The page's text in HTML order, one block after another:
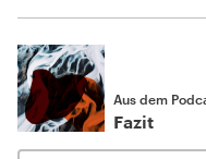
Aus dem
Fazit